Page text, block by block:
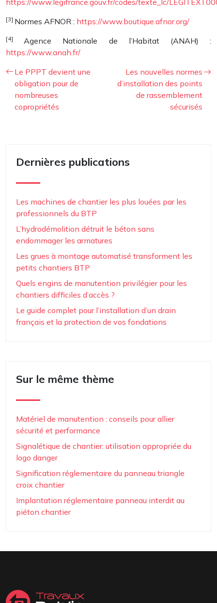
https://www.legifrance.gouv.fr/codes/texte_lc/
[3] Normes AFNOR : https://www.boutique.afnor.org/
[4] Agence Nationale de l’Habitat (ANAH) :
https://www.anah.fr/
Le PPPT devient une
obligation pour de
nombreuses
copropriétés
Les nouvelles normes
d’installation des points
de rassemblement
sécurisés
Dernières publications
Les machines de chantier les plus louées par les
professionnels du BTP
L’hydrodémolition détruit le béton sans
endommager les armatures
Les grues à montage automatisé transforment les
petits chantiers BTP
Quels engins de manutention privilégier pour les
chantiers difficiles d’accès ?
Le guide complet pour l’installation d’un drain
français et la protection de vos fondations
Sur le même thème
Matériel de manutention : conseils pour allier
sécurité et performance
Signalétique de chantier: utilisation appropriée du
logo danger
Signification réglementaire du panneau triangle
croix chantier
Implantation réglementaire panneau interdit au
piéton chantier